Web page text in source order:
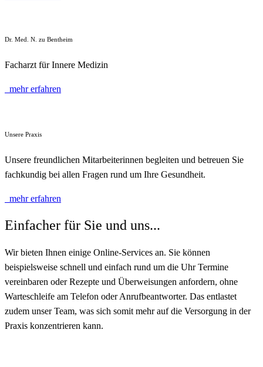
Dr. Med. N. zu Bentheim
Facharzt für Innere Medizin
mehr erfahren
Unsere Praxis
Unsere freundlichen Mitarbeiterinnen begleiten und betreuen Sie
fachkundig bei allen Fragen rund um Ihre Gesundheit.
mehr erfahren
Einfacher für Sie und uns...
Wir bieten Ihnen einige Online-Services an. Sie können
beispielsweise schnell und einfach rund um die Uhr Termine
vereinbaren oder Rezepte und Überweisungen anfordern, ohne
Warteschleife am Telefon oder Anrufbeantworter. Das entlastet
zudem unser Team, was sich somit mehr auf die Versorgung in der
Praxis konzentrieren kann.